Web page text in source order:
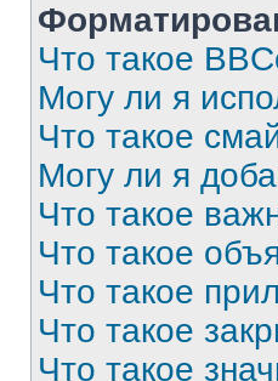
Что такое
Могу ли я
Что такое
Могу ли я
Что такое
Что такое
Что такое
Что такое
Что такое